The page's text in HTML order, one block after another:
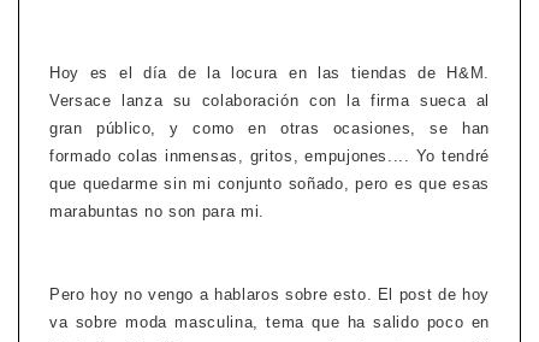
Hoy es el día de la locura en las tiendas de H&M.
Versace lanza su colaboración con la firma sueca al
gran público, y como en otras ocasiones, se han
formado colas inmensas, gritos, empujones.... Yo tendré
que quedarme sin mi conjunto soñado, pero es que esas
marabuntas no son para mi.
Pero hoy no vengo a hablaros sobre esto. El post de hoy
va sobre moda masculina, tema que ha salido poco en